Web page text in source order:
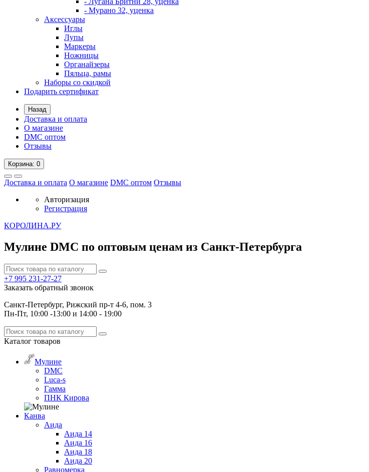
- Мурано 32, уценка
Аксессуары
Иглы
Лупы
Маркеры
Ножницы
Органайзеры
Пяльца, рамы
Наборы со скидкой
Подарить сертификат
Назад
Доставка и оплата
О магазине
DMC оптом
Отзывы
Корзина: 0
Доставка и оплата О магазине DMC оптом Отзывы
Авторизация
Регистрация
КОРОЛИНА.РУ
Мулине DMC по оптовым ценам из Санкт-Петербурга
+7 995 231-27-27
Заказать обратный звонок
Санкт-Петербург, Рижский пр-т 4-6, пом. 3
Пн-Пт, 10:00 -13:00 и 14:00 - 19:00
Каталог товаров
Мулине
DMC
Luca-s
Гамма
ПНК Кирова
Канва
Аида
Аида 14
Аида 16
Аида 18
Аида 20
Равномерка